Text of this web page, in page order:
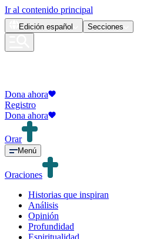
Ir al contenido principal
Edición español Secciones
Dona ahora
Registro
Dona ahora
Orar
Menú
Oraciones
Historias que inspiran
Análisis
Opinión
Profundidad
Espiritualidad